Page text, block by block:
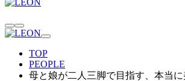
TOP
PEOPLE
母と娘が二人三脚で目指す、本当